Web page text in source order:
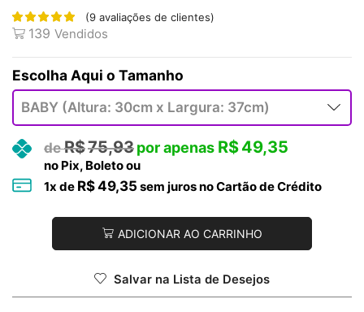
(9 avaliações de clientes)
139 Vendidos
Tamanho
R$75,93 R$49,35
no Pix, Boleto ou
1x de R$49,35 sem juros no Cartão de Crédito
ADICIONAR AO CARRINHO
Salvar na Lista de Desejos